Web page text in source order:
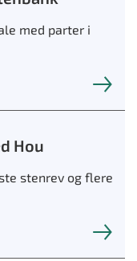
med parter i
Hou
stenrev og flere